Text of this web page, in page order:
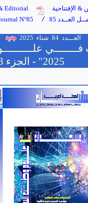
Editorial
& الإفتتاحية
N°85 / العــدد 85
العـــدد 84 شتاء 2025
2025"
- الجزء 3